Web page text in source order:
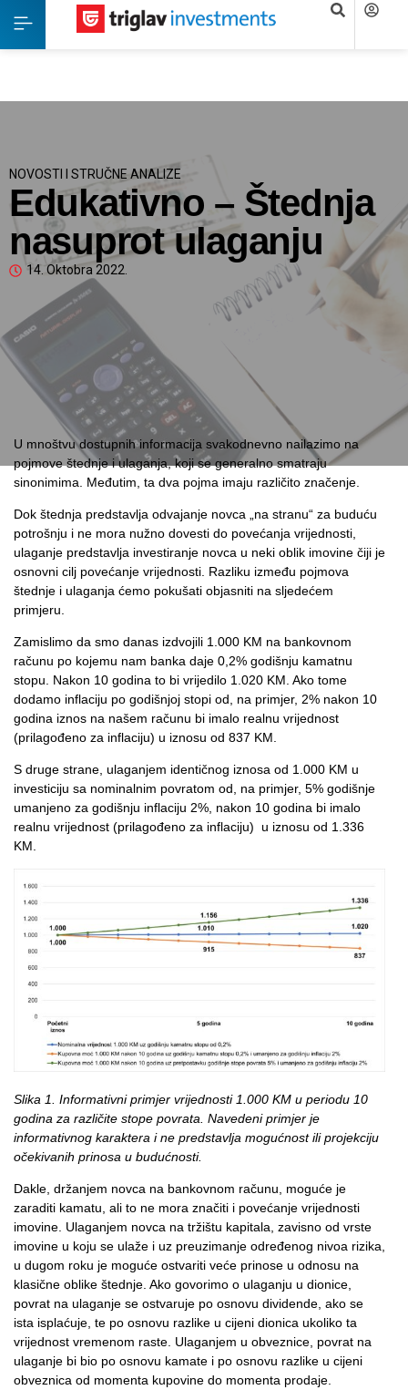
NOVOSTI I STRUČNE ANALIZE
Edukativno – Štednja
nasuprot ulaganju
14. Oktobra 2022.
U mnoštvu dostupnih informacija svakodnevno nailazimo na
pojmove štednje i ulaganja, koji se generalno smatraju
sinonimima. Međutim, ta dva pojma imaju različito značenje.
Dok štednja predstavlja odvajanje novca „na stranu“ za buduću
potrošnju i ne mora nužno dovesti do povećanja vrijednosti,
ulaganje predstavlja investiranje novca u neki oblik imovine čiji je
osnovni cilj povećanje vrijednosti. Razliku između pojmova
štednje i ulaganja ćemo pokušati objasniti na sljedećem
primjeru.
Zamislimo da smo danas izdvojili 1.000 KM na bankovnom
računu po kojemu nam banka daje 0,2% godišnju kamatnu
stopu. Nakon 10 godina to bi vrijedilo 1.020 KM. Ako tome
dodamo inflaciju po godišnjoj stopi od, na primjer, 2% nakon 10
godina iznos na našem računu bi imalo realnu vrijednost
(prilagođeno za inflaciju) u iznosu od 837 KM.
S druge strane, ulaganjem identičnog iznosa od 1.000 KM u
investiciju sa nominalnim povratom od, na primjer, 5% godišnje
umanjeno za godišnju inflaciju 2%, nakon 10 godina bi imalo
realnu vrijednost (prilagođeno za inflaciju) u iznosu od 1.336
KM.
Slika 1. Informativni primjer vrijednosti 1.000 KM u periodu 10
godina za različite stope povrata. Navedeni primjer je
informativnog karaktera i ne predstavlja mogućnost ili projekciju
očekivanih prinosa u budućnosti.
Dakle, držanjem novca na bankovnom računu, moguće je
zaraditi kamatu, ali to ne mora značiti i povećanje vrijednosti
imovine. Ulaganjem novca na tržištu kapitala, zavisno od vrste
imovine u koju se ulaže i uz preuzimanje određenog nivoa rizika,
u dugom roku je moguće ostvariti veće prinose u odnosu na
klasične oblike štednje. Ako govorimo o ulaganju u dionice,
povrat na ulaganje se ostvaruje po osnovu dividende, ako se
ista isplaćuje, te po osnovu razlike u cijeni dionica ukoliko ta
vrijednost vremenom raste. Ulaganjem u obveznice, povrat na
ulaganje bi bio po osnovu kamate i po osnovu razlike u cijeni
obveznica od momenta kupovine do momenta prodaje.